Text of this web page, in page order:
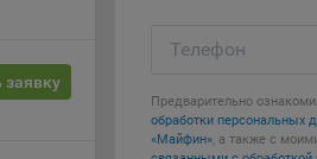
заявку
Телефон
Предварительно
обработки персональных
«Майфин», а также с